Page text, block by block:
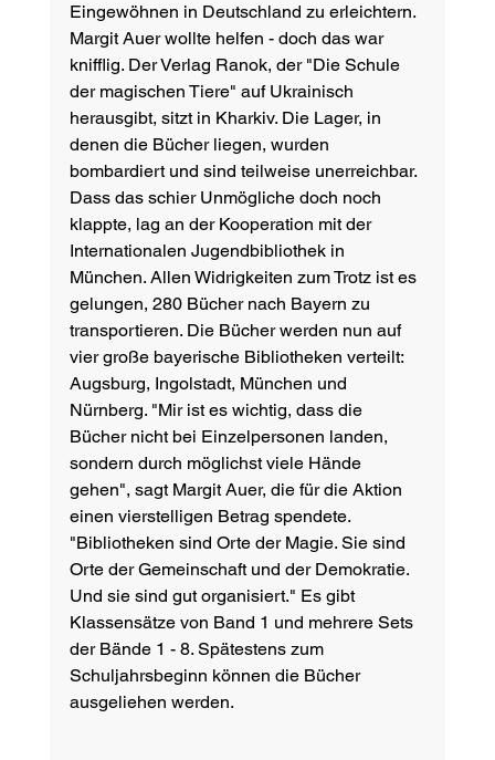
Eingewöhnen in Deutschland zu erleichtern.
Margit Auer wollte helfen - doch das war
knifflig. Der Verlag Ranok, der "Die Schule
der magischen Tiere" auf Ukrainisch
herausgibt, sitzt in Kharkiv. Die Lager, in
denen die Bücher liegen, wurden
bombardiert und sind teilweise unerreichbar.
Dass das schier Unmögliche doch noch
klappte, lag an der Kooperation mit der
Internationalen Jugendbibliothek in
München. Allen Widrigkeiten zum Trotz ist es
gelungen, 280 Bücher nach Bayern zu
transportieren. Die Bücher werden nun auf
vier große bayerische Bibliotheken verteilt:
Augsburg, Ingolstadt, München und
Nürnberg. "Mir ist es wichtig, dass die
Bücher nicht bei Einzelpersonen landen,
sondern durch möglichst viele Hände
gehen", sagt Margit Auer, die für die Aktion
einen vierstelligen Betrag spendete.
"Bibliotheken sind Orte der Magie. Sie sind
Orte der Gemeinschaft und der Demokratie.
Und sie sind gut organisiert." Es gibt
Klassensätze von Band 1 und mehrere Sets
der Bände 1 - 8. Spätestens zum
Schuljahrsbeginn können die Bücher
ausgeliehen werden.